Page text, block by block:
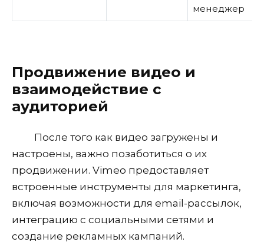
менеджер
Продвижение видео и
взаимодействие с
аудиторией
После того как видео загружены и
настроены, важно позаботиться о их
продвижении. Vimeo предоставляет
встроенные инструменты для маркетинга,
включая возможности для email-рассылок,
интеграцию с социальными сетями и
создание рекламных кампаний.